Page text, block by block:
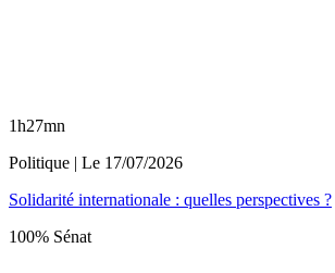
1h27mn
Politique | Le 17/07/2026
Solidarité internationale : quelles perspectives ?
100% Sénat